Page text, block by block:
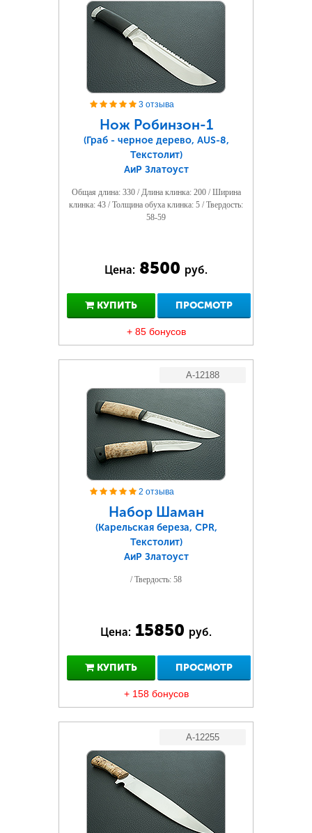
3 отзыва
Нож Робинзон-1
(Граб - черное дерево, AUS-8,
Текстолит)
АиР Златоуст
Общая длина: 330 / Длина клинка: 200 / Ширина
клинка: 43 / Толщина обуха клинка: 5 / Твердость:
58-59
Цена: 8500 руб.
КУПИТЬ ПРОСМОТР
+ 85 бонусов
A-12188
2 отзыва
Набор Шаман
(Карельская береза, CPR,
Текстолит)
АиР Златоуст
/ Твердость: 58
Цена: 15850 руб.
КУПИТЬ ПРОСМОТР
+ 158 бонусов
A-12255